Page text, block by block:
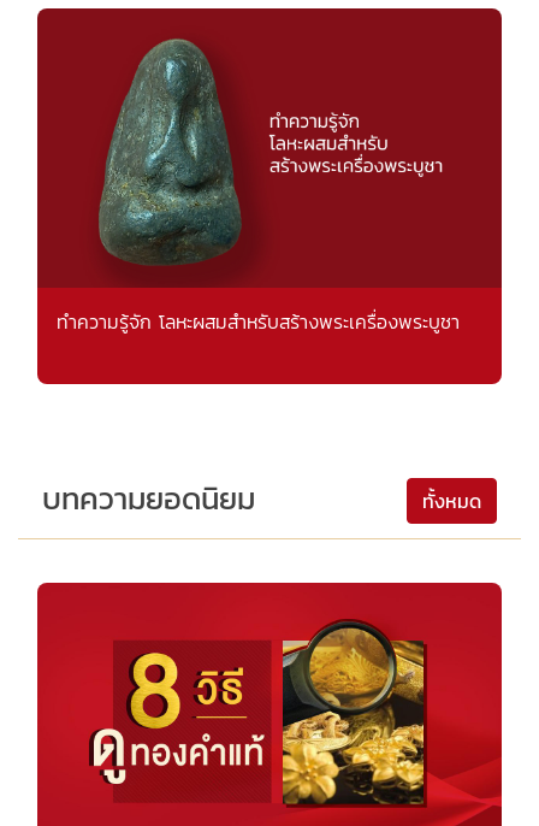
ทำความรู้จัก โลหะผสมสำหรับสร้างพระเครื่องพระบูชา
บทความยอดนิยม ทั้งหมด